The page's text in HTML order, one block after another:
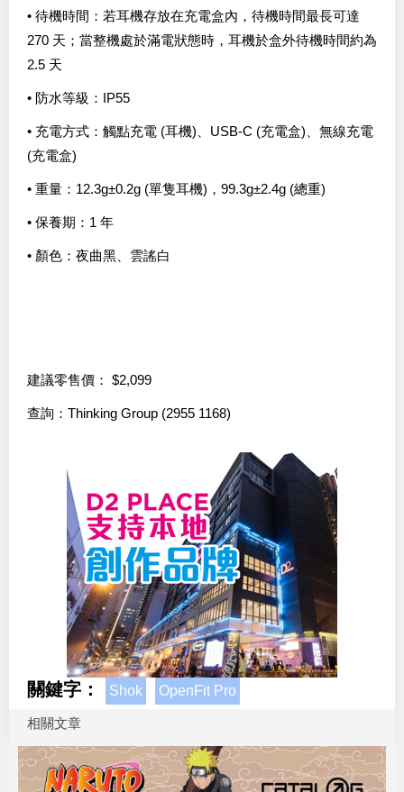
• 待機時間：若耳機存放在充電盒內，待機時間最長可達
270 天；當整機處於滿電狀態時，耳機於盒外待機時間約為
2.5 天
• 防水等級：IP55
• 充電方式：觸點充電 (耳機)、USB-C (充電盒)、無線充電
(充電盒)
• 重量：12.3g±0.2g (單隻耳機)，99.3g±2.4g (總重)
• 保養期：1 年
• 顏色：夜曲黑、雲謠白
建議零售價： $2,099
查詢：Thinking Group (2955 1168)
關鍵字： Shok OpenFit Pro
相關文章